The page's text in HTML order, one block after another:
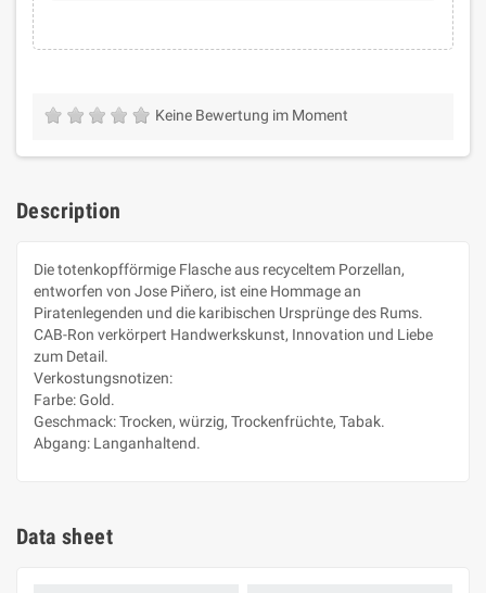
Keine Bewertung im Moment
Description
Die totenkopfförmige Flasche aus recyceltem Porzellan,
entworfen von Jose Piňero, ist eine Hommage an
Piratenlegenden und die karibischen Ursprünge des Rums.
CAB-Ron verkörpert Handwerkskunst, Innovation und Liebe
zum Detail.
Verkostungsnotizen:
Farbe: Gold.
Geschmack: Trocken, würzig, Trockenfrüchte, Tabak.
Abgang: Langanhaltend.
Data sheet